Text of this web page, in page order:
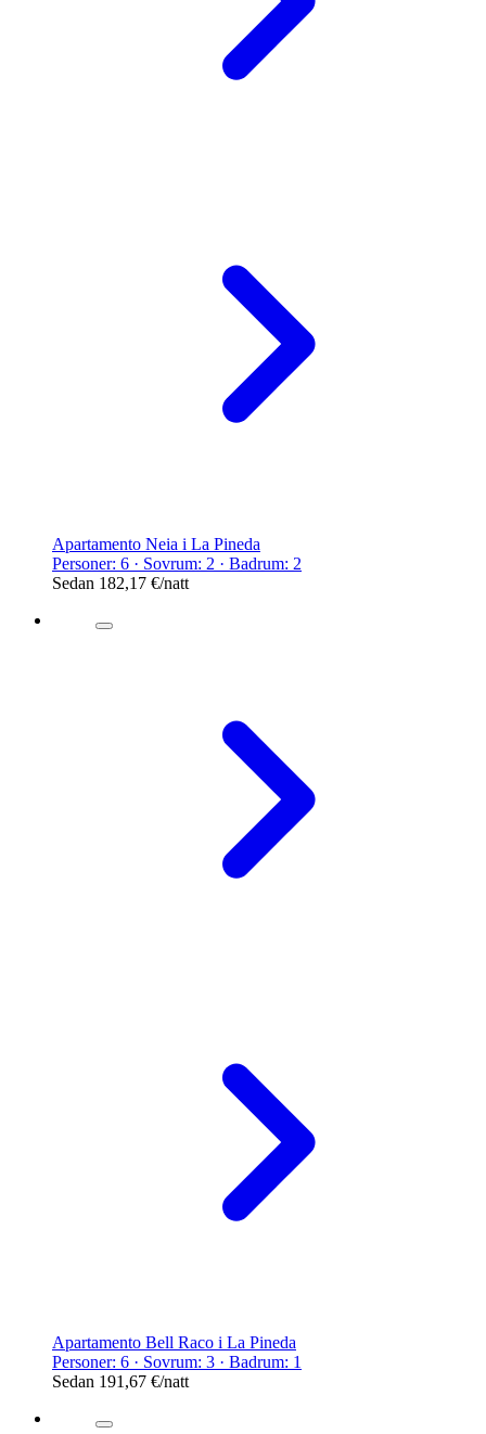
Apartamento Neia i La Pineda
Personer: 6 · Sovrum: 2 · Badrum: 2
Sedan 182,17 €/natt
Apartamento Bell Raco i La Pineda
Personer: 6 · Sovrum: 3 · Badrum: 1
Sedan 191,67 €/natt